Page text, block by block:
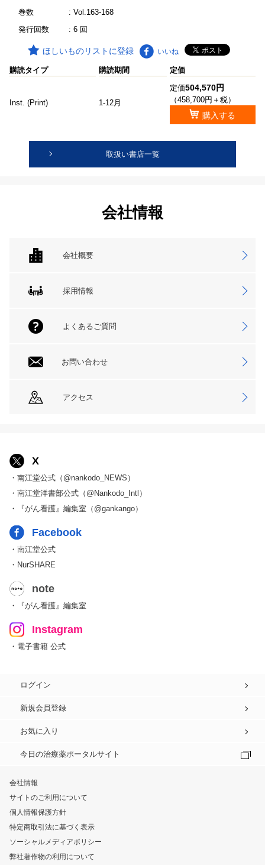
巻数
: Vol.163-168
発行回数
: 6 回
ほしいものリストに登録 いいね
購読タイプ 購読期間 定価
Inst. (Print) 1-12月
定価504,570円
（458,700円＋税）
購入する
取扱い書店一覧
会社情報
会社概要
採用情報
よくあるご質問
お問い合わせ
アクセス
X
・南江堂公式（@nankodo_NEWS）
・南江堂洋書部公式（@Nankodo_Intl）
・『がん看護』編集室（@gankango）
Facebook
・南江堂公式
・NurSHARE
note
・『がん看護』編集室
Instagram
・電子書籍 公式
ログイン
新規会員登録
お気に入り
今日の治療薬ポータルサイト
会社情報
サイトのご利用について
個人情報保護方針
特定商取引法に基づく表示
ソーシャルメディアポリシー
弊社著作物の利用について